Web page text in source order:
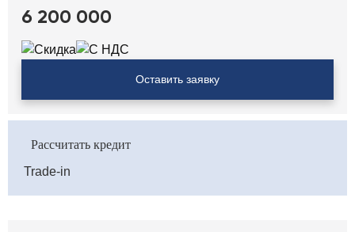
6 200 000
Оставить заявку
Рассчитать кредит
Trade-in